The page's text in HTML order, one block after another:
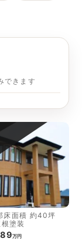
できます
床面積 約40坪
塗装
万円